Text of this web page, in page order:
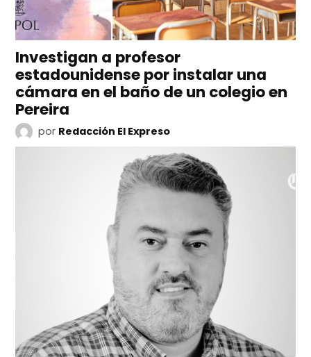
Investigan a profesor
estadounidense por instalar una
cámara en el baño de un colegio en
Pereira
por Redacción El Expreso